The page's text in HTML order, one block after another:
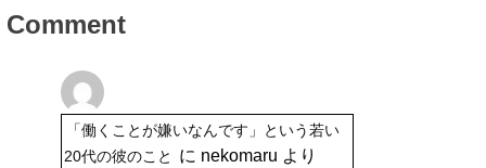
Comment
「働くことが嫌いなんです」という若い
20代の彼のこと
に nekomaru より